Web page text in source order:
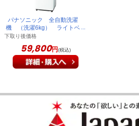
パナソニック 全自動洗濯
機 （洗濯6kg） ライトベ
ージュ NA-F6B5-C
下取り後価格
59,800円(税込)